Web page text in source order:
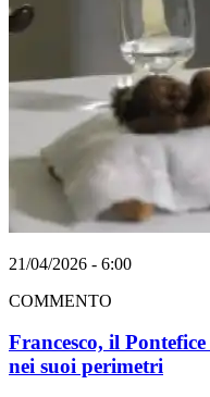
21/04/2026 - 6:00
COMMENTO
Francesco, il
nei suoi perimetri